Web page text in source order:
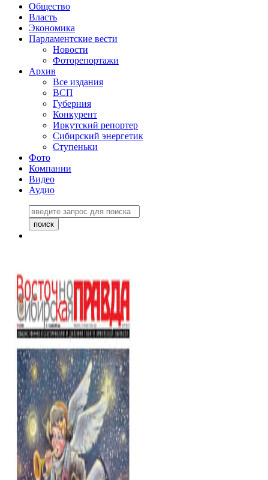
Общество
Власть
Экономика
Парламентские вести
Новости
Фоторепортажи
Архив
Все издания
ВСП
Губерния
Конкурент
Иркутский репортер
Сибирский энергетик
Ступеньки
Фото
Компании
Видео
Аудио